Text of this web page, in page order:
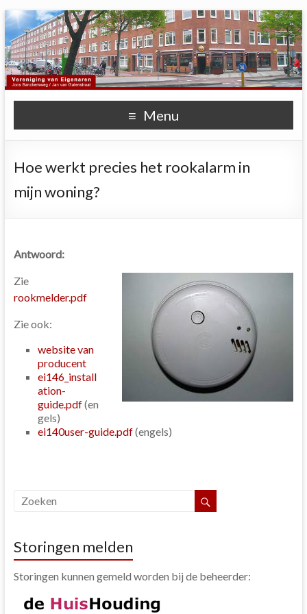
Menu
Hoe werkt precies het rookalarm in
mijn woning?
Antwoord:
Zie
rookmelder.pdf
Zie ook:
website van
producent
ei146_install
ation-
guide.pdf(en
gels)
ei140user-guide.pdf(engels)
Storingen melden
Storingen kunnen gemeld worden bij de beheerder: